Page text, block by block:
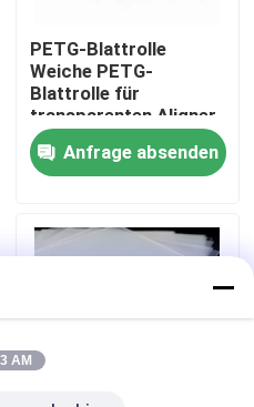
PETG-Blattrolle
Weiche PETG-
Blattrolle für
transparenten Aligner
Anfrage absenden
AM